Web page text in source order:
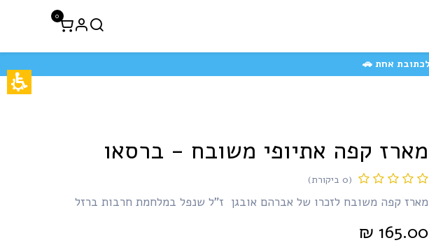
0
מארז קפה אתיופי משובח - ברסאו
(0 ביקורת)
מארז קפה משובח לזכרו של אברהם אובגן ז"ל שנפל במלחמת חרבות ברזל
165.00
₪